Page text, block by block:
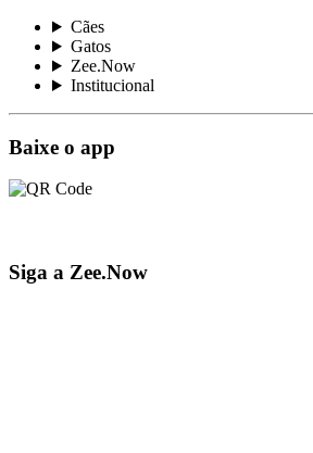
Cães
Gatos
Zee.Now
Institucional
Baixe o app
Siga a Zee.Now